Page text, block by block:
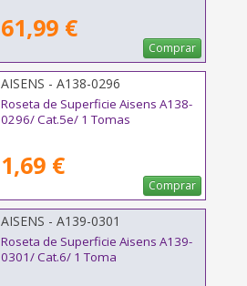
61,99 €
Comprar
AISENS - A138-0296
Roseta de Superficie Aisens A138-
0296/ Cat.5e/ 1 Tomas
1,69 €
Comprar
AISENS - A139-0301
Roseta de Superficie Aisens A139-
0301/ Cat.6/ 1 Toma